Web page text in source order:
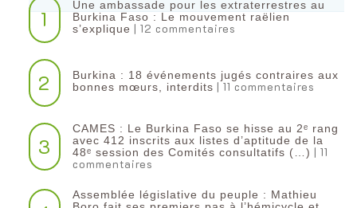
1
Une ambassade pour les extraterrestres au
Burkina Faso : Le mouvement raëlien
s’explique | 12 commentaires
2
Burkina : 18 événements jugés contraires aux
bonnes mœurs, interdits | 11 commentaires
3
CAMES : Le Burkina Faso se hisse au 2ᵉ rang
avec 412 inscrits aux listes d’aptitude de la
48ᵉ session des Comités consultatifs (…) | 11
commentaires
Assemblée législative du peuple : Mathieu